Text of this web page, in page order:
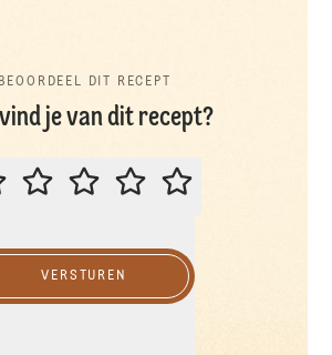
BEOORDEEL DIT RECEPT
je van dit recept?
BEOORDEEL DIT RECEPT
VERSTUREN